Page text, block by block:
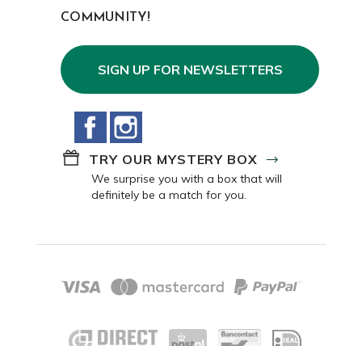
COMMUNITY!
SIGN UP FOR NEWSLETTERS
Facebook
TRY OUR MYSTERY BOX
We surprise you with a box that will
definitely be a match for you.